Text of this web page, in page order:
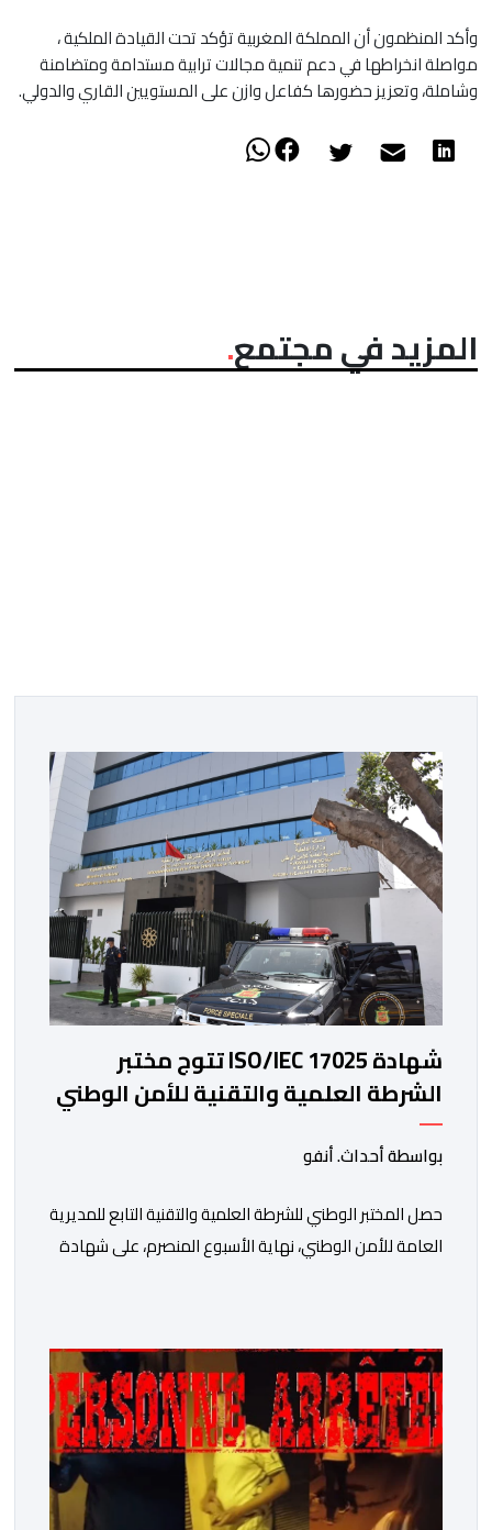
وأكد المنظمون أن المملكة المغربية تؤكد تحت القيادة الملكية ،
مواصلة انخراطها في دعم تنمية مجالات ترابية مستدامة ومتضامنة
وشاملة، وتعزيز حضورها كفاعل وازن على المستويين القاري والدولي.
المزيد في مجتمع
شهادة ISO/IEC 17025 تتوج مختبر
الشرطة العلمية والتقنية للأمن الوطني
في مختلف الخبرات الجنائية
بواسطة أحداث. أنفو
حصل المختبر الوطني للشرطة العلمية والتقنية التابع للمديرية
العامة للأمن الوطني، نهاية الأسبوع المنصرم، على شهادة
فيها فروع البيولوجيا والكيمياء، وتدقيق وفحص الوثائق،
والحرائق والمتفجرات، وكذا الآثار الرقمية والمخدرات والمواد
السمومية.وكانت المنظمة الأمريكية للاعتماد والتقييس
″The ANSI National Accreditation Board″، المختصة […]